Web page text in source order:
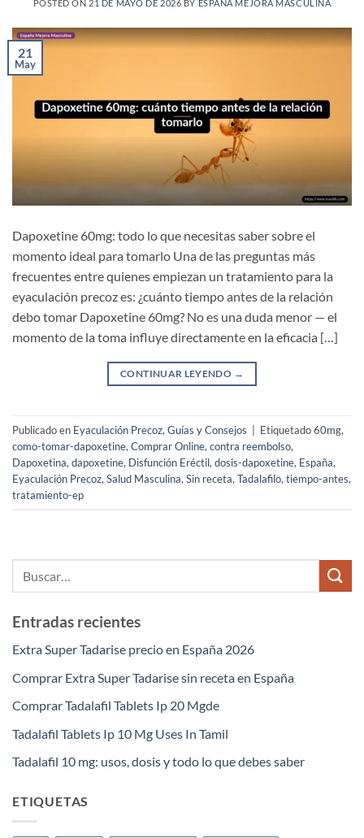
POSTED ON 21 DE MAYO DE 2026 BY ESPAÑA MEJORA MASCULINA
21
May
Dapoxetine 60mg: todo lo que necesitas saber sobre el
momento ideal para tomarlo Una de las preguntas más
frecuentes entre quienes empiezan un tratamiento para la
eyaculación precoz es: ¿cuánto tiempo antes de la relación
debo tomar Dapoxetine 60mg? No es una duda menor — el
momento de la toma influye directamente en la eficacia […]
CONTINUAR LEYENDO →
Publicado en Eyaculación Precoz, Guías y Consejos Etiquetado60mg,
como-tomar-dapoxetine, Comprar Online, contra reembolso,
Dapoxetina, dapoxetine, Disfunción Eréctil, dosis-dapoxetine, España,
Eyaculación Precoz, Salud Masculina, Sin receta, Tadalafilo, tiempo-antes,
tratamiento-ep
Entradas recientes
Extra Super Tadarise precio en España 2026
Comprar Extra Super Tadarise sin receta en España
Comprar Tadalafil Tablets Ip 20 Mgde
Tadalafil Tablets Ip 10 Mg Uses In Tamil
Tadalafil 10 mg: usos, dosis y todo lo que debes saber
ETIQUETAS